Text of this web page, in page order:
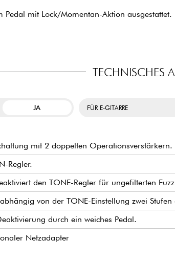
mit Lock/Momentan-Aktion
TECHNISCHES
JA FÜR E-GITARRE
mit 2 doppelten Operationsverstärkern.
Regler.
den TONE-Regler für ungefilterten
von der TONE-Einstellung zwei
durch ein weiches Pedal.
Netzadapter